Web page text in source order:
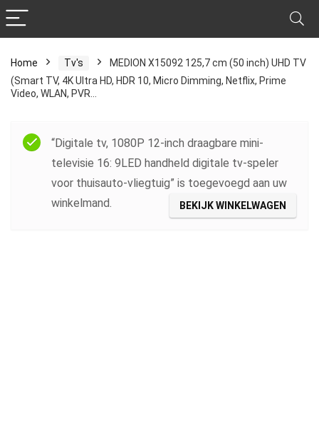
Home Tv's
MEDION X15092 125,7 cm (50 inch) UHD TV
(Smart TV, 4K Ultra HD, HDR 10, Micro Dimming, Netflix, Prime
Video, WLAN, PVR…
“Digitale tv, 1080P 12-inch draagbare mini-
televisie 16: 9LED handheld digitale tv-speler
voor thuisauto-vliegtuig” is toegevoegd aan uw
winkelmand.
BEKIJK WINKELWAGEN